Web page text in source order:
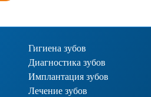
Гигиена зубов
Диагностика зубов
Имплантация зубов
Лечение зубов